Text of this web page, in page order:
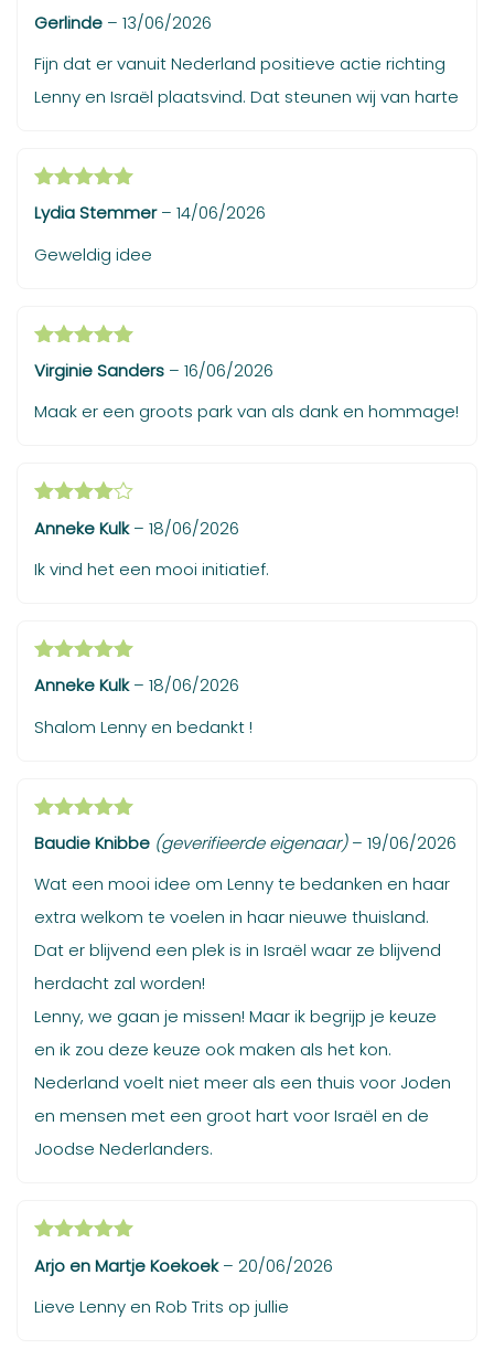
Gewaardeerd
4uit 5
Gerlinde – 13/06/2026
Fijn dat er vanuit Nederland positieve actie richting
Lenny en Israël plaatsvind. Dat steunen wij van harte
Gewaardeerd
5uit 5
Lydia Stemmer– 14/06/2026
Geweldig idee
Gewaardeerd
5uit 5
Virginie Sanders – 16/06/2026
Maak er een groots park van als dank en hommage!
Gewaardeerd
4uit 5
Anneke Kulk– 18/06/2026
Ik vind het een mooi initiatief.
Gewaardeerd
5uit 5
Anneke Kulk– 18/06/2026
Shalom Lenny en bedankt !
Gewaardeerd
5uit 5
Baudie Knibbe (geverifieerde eigenaar) – 19/06/2026
Wat een mooi idee om Lenny te bedanken en haar
extra welkom te voelen in haar nieuwe thuisland.
Dat er blijvend een plek is in Israël waar ze blijvend
herdacht zal worden!
Lenny, we gaan je missen! Maar ik begrijp je keuze
en ik zou deze keuze ook maken als het kon.
Nederland voelt niet meer als een thuis voor Joden
en mensen met een groot hart voor Israël en de
Joodse Nederlanders.
Gewaardeerd
5uit 5
Arjo en Martje Koekoek– 20/06/2026
Lieve Lenny en Rob Trits op jullie